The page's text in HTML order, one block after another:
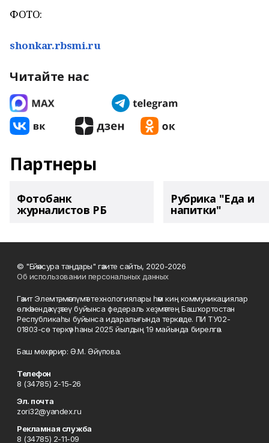
ФОТО:
shonkar.rbsmi.ru
Читайте нас
Партнеры
Фотобанк
журналистов РБ
Рубрика "Еда и
напитки"
© "Ейәнсура таңдары" гәзите сайты, 2020-2026
Об использовании персональных данных
Гәзит Элемтә, мәғлүмәт технологиялары һәм киң коммуникациялар
өлкәһендә күҙәтеү буйынса федераль хеҙмәттең Башҡортостан
Республикаһы буйынса идаралығында теркәлде. ПИ ТУ02-
01803-сө теркәү һаны 2025 йылдың 19 майында бирелгән.
Баш мөхәррир: Ә.М. Әйүпова.
Телефон
8 (34785) 2-15-26
Эл. почта
zori32@yandex.ru
Рекламная служба
8 (34785) 2-11-09